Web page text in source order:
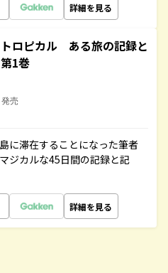
詳細を見る
ロピカル ある旅の記録と
1巻
売
に滞在することになった筆者
ジカルな45日間の記録と記
詳細を見る